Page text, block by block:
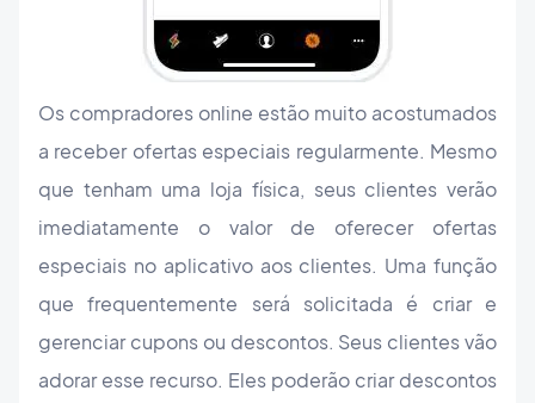
Os compradores online estão muito acostumados
a receber ofertas especiais regularmente. Mesmo
que tenham uma loja física, seus clientes verão
imediatamente o valor de oferecer ofertas
especiais no aplicativo aos clientes. Uma função
que frequentemente será solicitada é criar e
gerenciar cupons ou descontos. Seus clientes vão
adorar esse recurso. Eles poderão criar descontos